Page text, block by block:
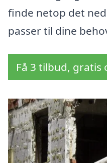
finde netop det
passer til dine
Få 3 tilbud,